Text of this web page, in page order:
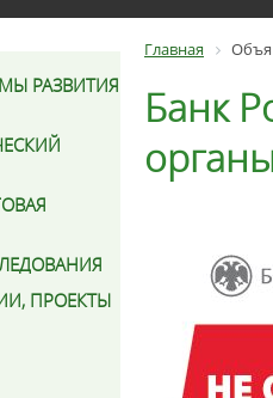
РАЗВИТИЯ
ПРОЕКТЫ
Главная
Банк